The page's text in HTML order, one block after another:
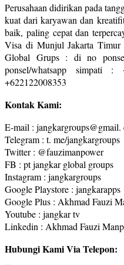
Perusahaan didirikan pada
kuat dari karyawan dan
baik, paling cepat dan
Visa di Munjul Jakarta Timur
Global Grups : di no
ponsel/whatsapp simpati
+622122008353
Kontak Kami:
E-mail : jangkargroups@gmail.
Telegram : t. me/jangkargroups
Twitter : @fauzimanpower
FB : pt jangkar global groups
Instagram : jangkargroups
Google Playstore : jangkarapps
Google Plus : Akhmad Fauzi
Youtube : jangkar tv
Linkedin : Akhmad Fauzi
Hubungi Kami Via Telepon: